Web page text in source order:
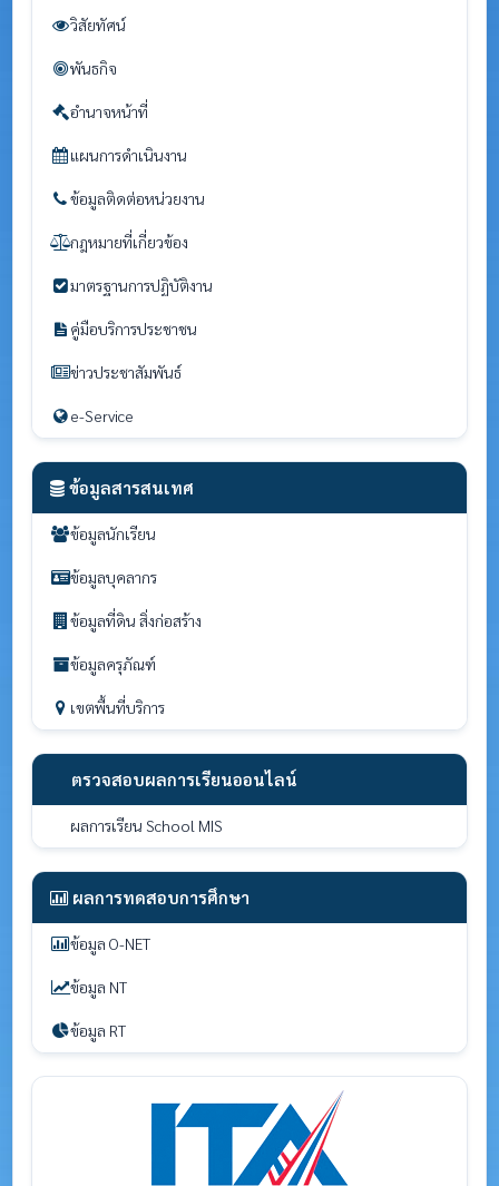
วิสัยทัศน์
พันธกิจ
อำนาจหน้าที่
แผนการดำเนินงาน
ข้อมูลติดต่อหน่วยงาน
กฎหมายที่เกี่ยวข้อง
มาตรฐานการปฏิบัติงาน
คู่มือบริการประชาชน
ข่าวประชาสัมพันธ์
e-Service
ข้อมูลสารสนเทศ
ข้อมูลนักเรียน
ข้อมูลบุคลากร
ข้อมูลที่ดิน สิ่งก่อสร้าง
ข้อมูลครุภัณฑ์
เขตพื้นที่บริการ
ตรวจสอบผลการเรียนออนไลน์
ผลการเรียน School MIS
ผลการทดสอบการศึกษา
ข้อมูล O-NET
ข้อมูล NT
ข้อมูล RT